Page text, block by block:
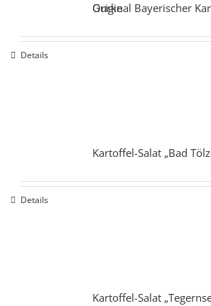
Original Bayerischer Kartoffel-Salat mit Gurke
Details
Kartoffel-Salat „Bad
Details
Kartoffel-Salat